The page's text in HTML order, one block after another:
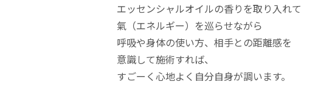
エッセンシャルオイルの香りを取り入れて
氣（エネルギー）を巡らせながら
呼吸や身体の使い方、相手との距離感を
意識して施術すれば、
すごーく心地よく自分自身が調います。